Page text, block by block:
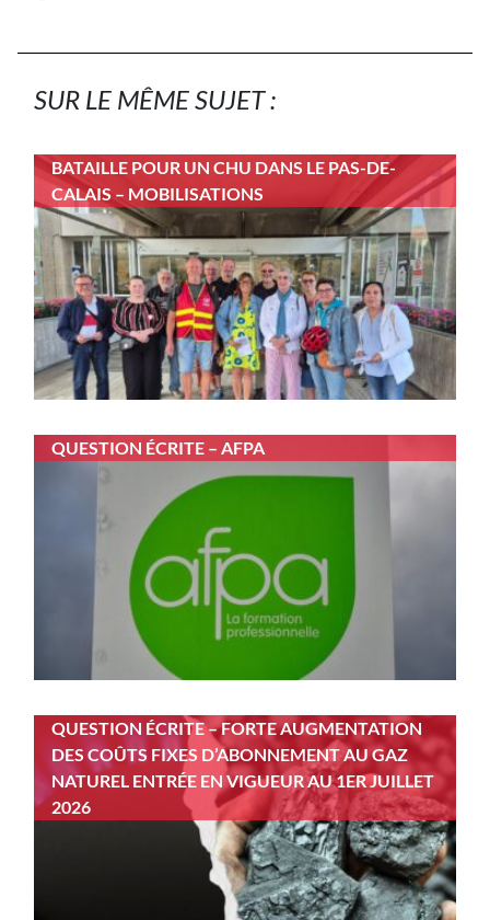
SUR LE MÊME SUJET :
BATAILLE POUR UN CHU DANS LE PAS-DE-
CALAIS – MOBILISATIONS
QUESTION ÉCRITE – AFPA
QUESTION ÉCRITE – FORTE AUGMENTATION
DES COÛTS FIXES D’ABONNEMENT AU GAZ
NATUREL ENTRÉE EN VIGUEUR AU 1ER JUILLET
2026